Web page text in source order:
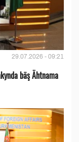
29.07.2026 - 09:21
bäş Ähtnama